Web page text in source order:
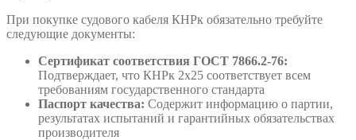
При покупке судового кабеля КНРк обязательно требуйте
следующие документы:
Сертификат соответствия ГОСТ 7866.2-76:
Подтверждает, что КНРк 2х25 соответствует всем
требованиям государственного стандарта
Паспорт качества: Содержит информацию о партии,
результатах испытаний и гарантийных обязательствах
производителя